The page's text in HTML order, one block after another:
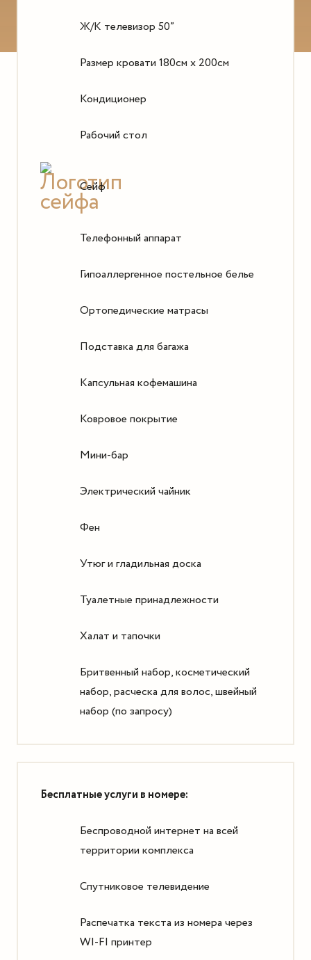
Ж/К телевизор 50”
Размер кровати 180см х 200см
Кондиционер
Рабочий стол
Сейф
Телефонный аппарат
Гипоаллергенное постельное белье
Ортопедические матрасы
Подставка для багажа
Капсульная кофемашина
Ковровое покрытие
Мини-бар
Электрический чайник
Фен
Утюг и гладильная доска
Туалетные принадлежности
Халат и тапочки
Бритвенный набор, косметический
набор, расческа для волос, швейный
набор (по запросу)
Бесплатные услуги в номере:
Беспроводной интернет на всей
территории комплекса
Спутниковое телевидение
Распечатка текста из номера через
WI-FI принтер